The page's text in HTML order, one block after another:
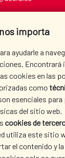
importa
ayudarle a
Encontrará
cookies en las
como
esenciales
del sitio web.
cookies de
utiliza este sitio
el contenido y